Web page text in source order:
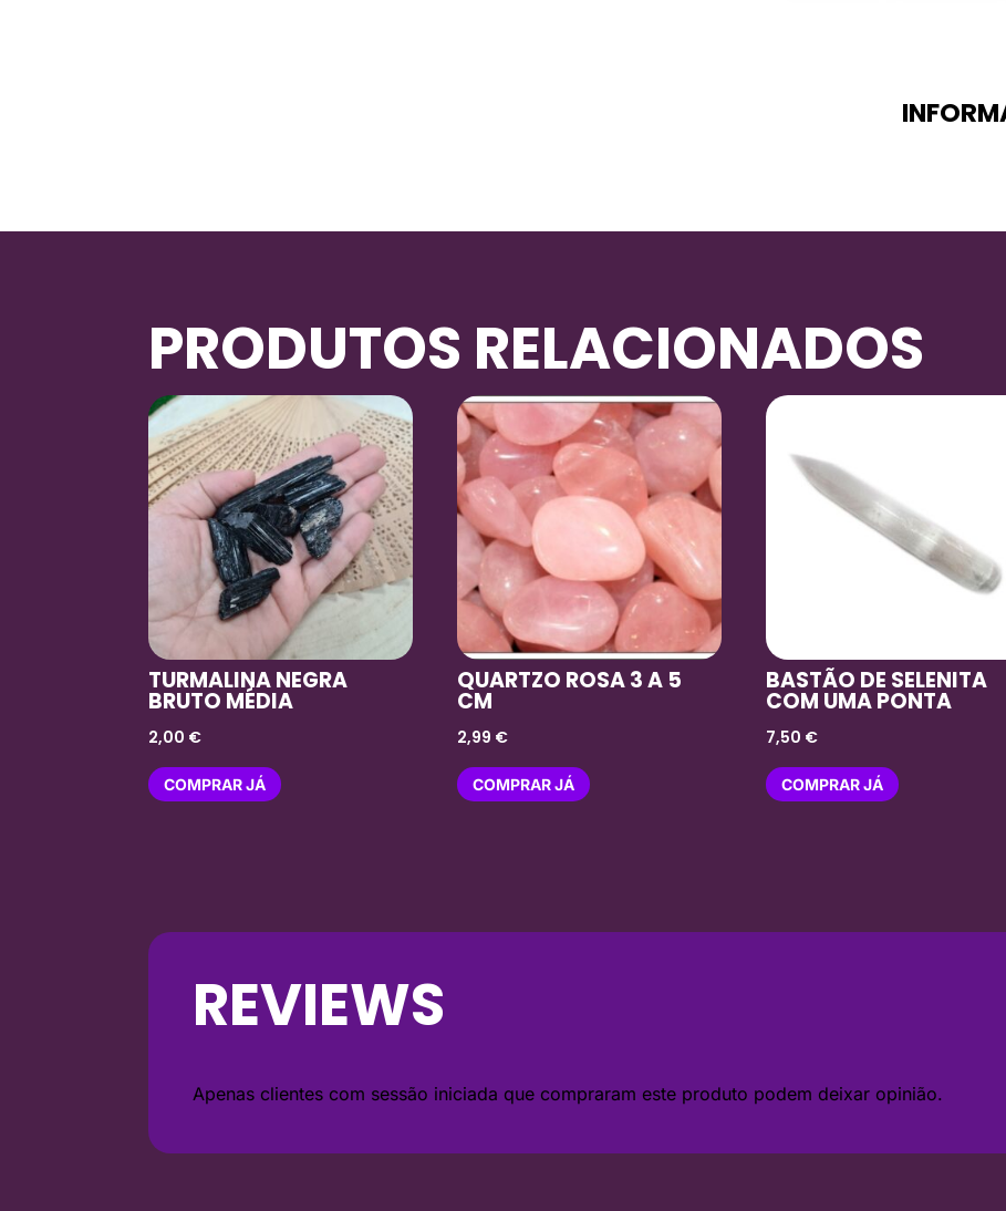
PRODUTOS RELACIONADOS
TURMALINA NEGRA
BRUTO MÉDIA
2,00 €
COMPRAR JÁ
QUARTZO ROSA 3 A 5
CM
2,99 €
COMPRAR JÁ
BASTÃO DE SELENITA
COM UMA PONTA
7,50 €
COMPRAR JÁ
REVIEWS
Apenas clientes com sessão iniciada que compraram este produto podem deixar opinião.